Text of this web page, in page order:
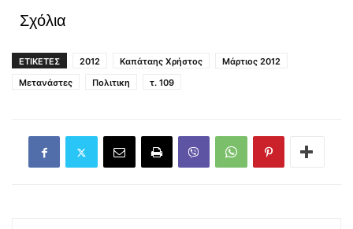
Σχόλια
ΕΤΙΚΕΤΕΣ 2012 Καπάταης Χρήστος
Μάρτιος 2012
Μετανάστες
Πολιτικη τ. 109